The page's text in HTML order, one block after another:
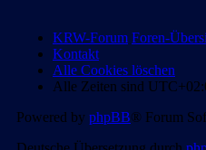
KRW-Forum Foren-
Kontakt
Alle Cookies löschen
Alle Zeiten sind
Powered by phpBB® Forum